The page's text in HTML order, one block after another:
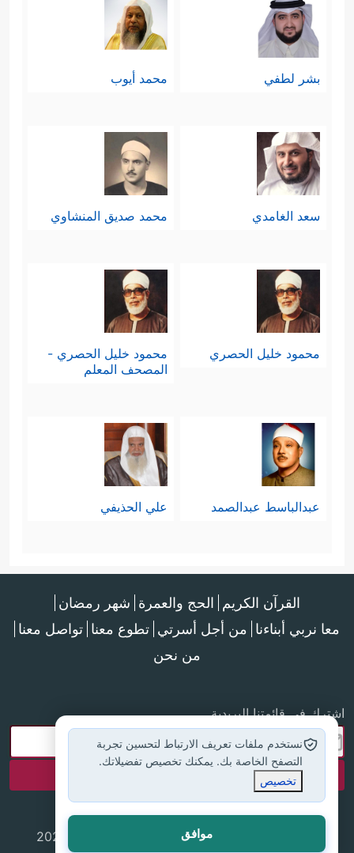
بشر لطفي محمد أيوب
سعد الغامدي محمد صديق المنشاوي
محمود خليل الحصري
محمود خليل الحصري -
المصحف المعلم
عبدالباسط عبدالصمد علي الحذيفي
القرآن الكريم الحج والعمرة شهر رمضان
معا نربي أبناءنا من أجل أسرتي تطوع معنا تواصل معنا
من نحن
اشترك في قائمتنا البريدية
جميع الحقوق محفوظة لموقع إسلام أون لاين © 2025
نستخدم ملفات تعريف الارتباط لتحسين تجربة
التصفح الخاصة بك. يمكنك تخصيص تفضيلاتك.
تخصيص
موافق